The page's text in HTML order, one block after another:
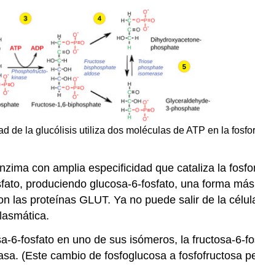
de la glucólisis utiliza dos moléculas de ATP en la
con amplia especificidad que cataliza la
produciendo glucosa-6-fosfato, una forma
las proteínas GLUT. Ya no puede salir de la
6-fosfato en uno de sus isómeros, la fructosa-6-
(Este cambio de fosfoglucosa a fosfofructosa